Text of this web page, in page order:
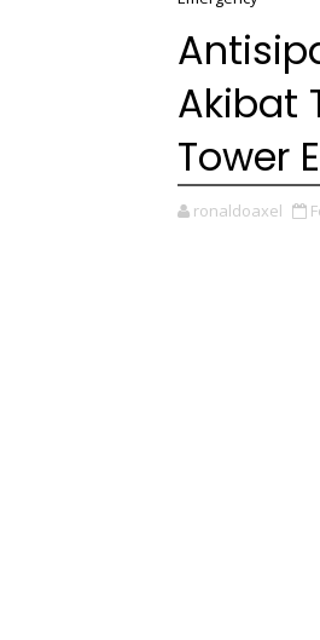
Akibat
Tower
ronaldoaxel